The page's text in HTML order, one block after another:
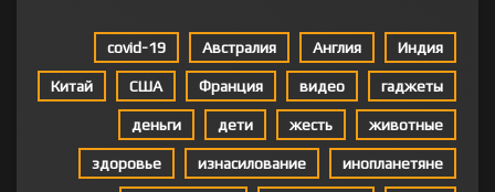
covid-19 Австралия Англия Индия
Китай США Франция видео гаджеты
деньги дети жесть животные
здоровье изнасилование инопланетяне